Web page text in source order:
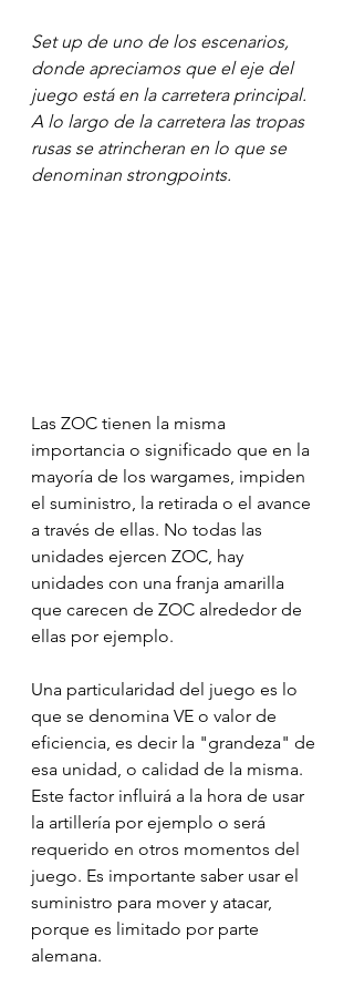
Set up de uno de los escenarios,
donde apreciamos que el eje del
juego está en la carretera principal.
A lo largo de la carretera las tropas
rusas se atrincheran en lo que se
denominan strongpoints.
Las ZOC tienen la misma
importancia o significado que en la
mayoría de los wargames, impiden
el suministro, la retirada o el avance
a través de ellas. No todas las
unidades ejercen ZOC, hay
unidades con una franja amarilla
que carecen de ZOC alrededor de
ellas por ejemplo.
Una particularidad del juego es lo
que se denomina VE o valor de
eficiencia, es decir la "grandeza" de
esa unidad, o calidad de la misma.
Este factor influirá a la hora de usar
la artillería por ejemplo o será
requerido en otros momentos del
juego. Es importante saber usar el
suministro para mover y atacar,
porque es limitado por parte
alemana.